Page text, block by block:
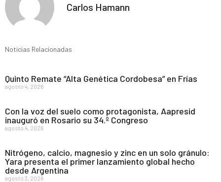
Carlos Hamann
Noticias Relacionadas
Quinto Remate “Alta Genética Cordobesa” en Frías
agosto 4, 2026
Con la voz del suelo como protagonista, Aapresid
inauguró en Rosario su 34.º Congreso
agosto 4, 2026
Nitrógeno, calcio, magnesio y zinc en un solo gránulo:
Yara presenta el primer lanzamiento global hecho
desde Argentina
agosto 3, 2026